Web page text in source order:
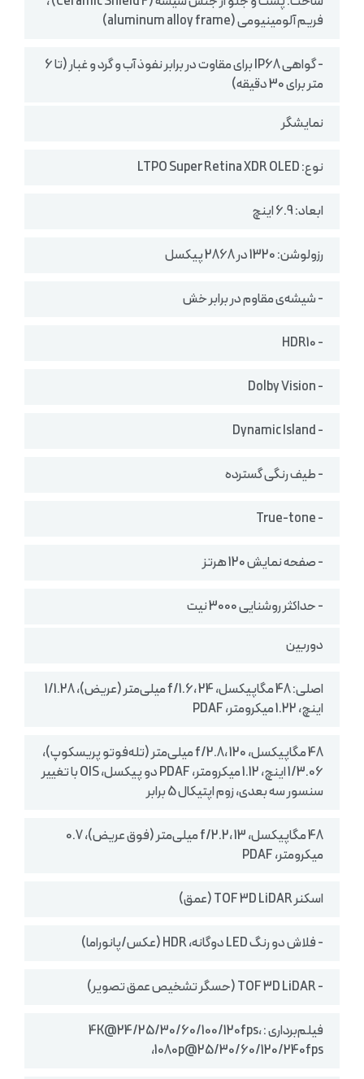
فریم آلومینیومی (aluminum alloy frame)
- گواهی IP68 برای مقاوت در برابر نفوذ آب و گرد و غبار (تا 6
متر برای 30 دقیقه)
نمایشگر
نوع: LTPO Super Retina XDR OLED
ابعاد: 6.9 اینچ
رزولوشن: 1320 در 2868 پیکسل
- شیشه‌ی مقاوم در برابر خش
- HDR10
- Dolby Vision
- Dynamic Island
- طیف رنگی گسترده
- True-tone
- صفحه نمایش 120 هرتز
- حداکثر روشنایی 3000 نیت
دوربین
اصلی: 48 مگاپیکسل، f/1.6، 24 میلی‌متر (عریض)، 1/1.28
اینچ، 1.22 میکرومتر، PDAF
48 مگاپیکسل، f/2.8، 120 میلی‌متر (تله‌فوتو پریسکوپ)،
1/3.06 اینچ، 1.12 میکرومتر، PDAF دو پیکسل، OIS با تغییر
سنسور سه بعدی، زوم اپتیکال 5 برابر
48 مگاپیکسل، f/2.2، 13 میلی‌متر (فوق عریض)، 0.7
میکرومتر، PDAF
اسکنر TOF 3D LiDAR (عمق)
- فلاش دو رنگ LED دوگانه، HDR (عکس/پانوراما)
- TOF 3D LiDAR (حسگر تشخیص عمق تصویر)
فیلم‌برداری : 4K@24/25/30/60/100/120fps،
1080p@25/30/60/120/240fps،